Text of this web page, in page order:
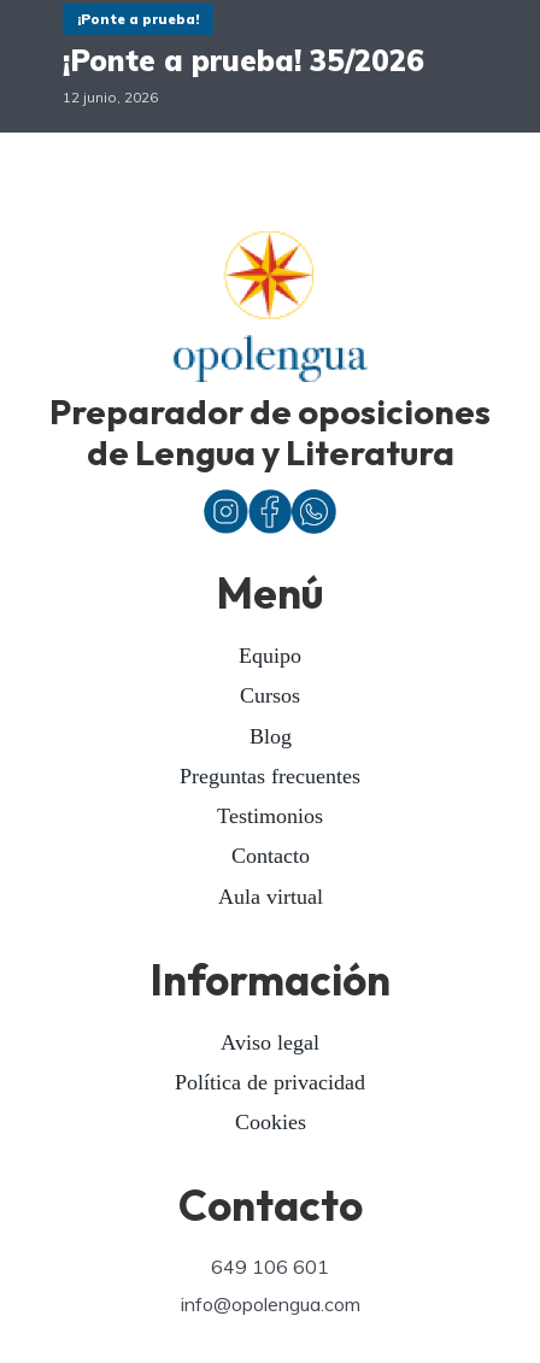
¡Ponte a prueba!
¡Ponte a prueba! 35/2026
12 junio, 2026
Preparador de oposiciones
de Lengua y Literatura
Menú
Equipo
Cursos
Blog
Preguntas frecuentes
Testimonios
Contacto
Aula virtual
Información
Aviso legal
Política de privacidad
Cookies
Contacto
649 106 601
info@opolengua.com